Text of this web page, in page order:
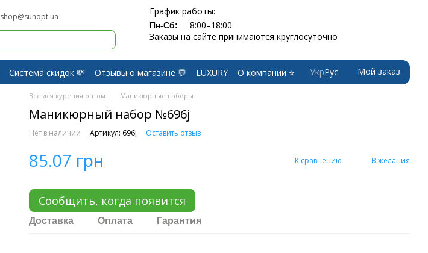
shop@sunopt.ua График работы:
Пн-Сб:
8:00–18:00
Заказы на сайте принимаются круглосуточно
Система скидок 💸 Отзывы о магазине 💬 LUXURY
О компании ⭐
УкрРус Мой заказ
Все для курения оптом Маникюрные наборы
Маникюрный набор №696j
Нет в наличии Артикул: 696j Оставить отзыв
85.07 грн К сравнению В желания
Сообщить, когда появится
Доставка Оплата Гарантия